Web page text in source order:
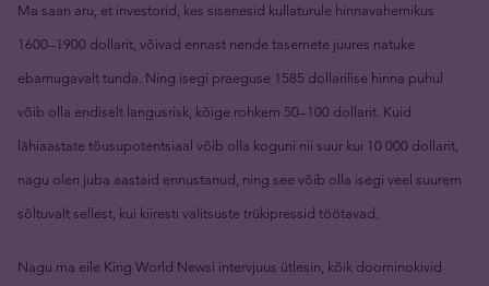
Ma saan aru, et investorid, kes sisenesid kullaturule hinnavahemikus
1600–1900 dollarit, võivad ennast nende tasemete juures natuke
ebamugavalt tunda. Ning isegi praeguse 1585 dollarilise hinna puhul
võib olla endiselt langusrisk, kõige rohkem 50–100 dollarit. Kuid
lähiaastate tõusupotentsiaal võib olla koguni nii suur kui 10 000 dollarit,
nagu olen juba aastaid ennustanud, ning see võib olla isegi veel suurem
sõltuvalt sellest, kui kiiresti valitsuste trükipressid töötavad.
Nagu ma eile King World Newsi intervjuus ütlesin, kõik doominokivid